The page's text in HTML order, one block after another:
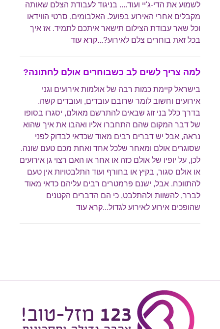
לשמוע את הדי-ג'יי ועוד.... בניגוד לעבודת הצלם שאותה
מקבלים אחרי האירוע בפועל. האלבומים, סרטי הווידאו
וכל שאר עבודת הצילום תישאר איתכם לתמיד. אז איך
בכל זאת בוחרים צלם לאירוע?...קרא עוד
למה צריך לשים לב כשבוחרים אולם לחתונה?
בישראל קיימת כמות רבה של אולמות אירועים וגני
אירועים וחשוב לומר שרובם עובדים, ועובדים קשה.
בדרך כלל בני זוג שבאים להתרשם מאולם, יסגרו בסופו
של דבר המקום שהם התחברו אליו ואהבו את איך שהוא
נראה, אבל יש דברים רבים מאוד שכדאי לבדוק לפני
שסוגרים אולם ומאחר שלכל אחד ואחת מכם טעם שונה.
לכן, על יופיו של אולם כזה או אחר או האם רצוי גן אירועים
או אולם סגור, בקיץ או בחורף ועוד התלבטויות אין טעם
להתווכח. אבל, ישנם פרמטרים רבים עליהם כדאי מאוד
לברר, להשוות ולהתלבט, כי הם הדברים הקטנים
שהופכים אירוע לאירוע לגדול...קרא עוד